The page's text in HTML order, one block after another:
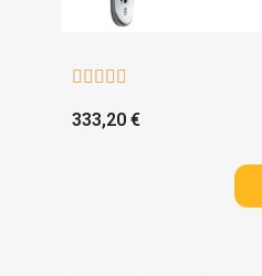
    
333,20 €